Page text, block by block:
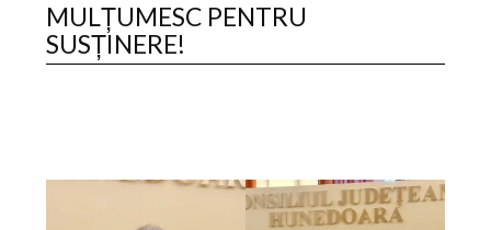
MULȚUMESC PENTRU
SUSȚINERE!